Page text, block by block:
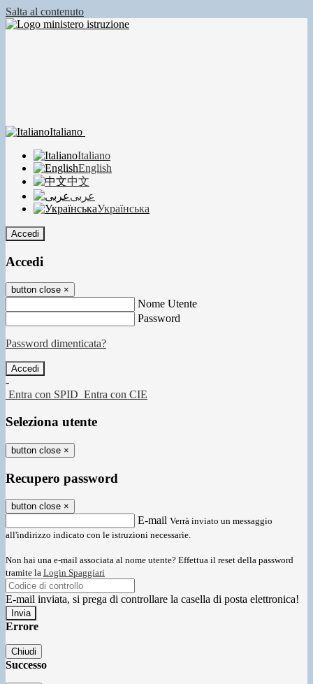
Salta al contenuto
Italiano
Italiano
English
中文
عربى
Українська
Accedi
Accedi
button close ×
Nome Utente
Password
Password dimenticata?
-
Entra con SPID Entra con CIE
Seleziona utente
button close ×
Recupero password
button close ×
E-mail Verrà inviato un messaggio
all'indirizzo indicato con le istruzioni necessarie.
Non hai una e-mail associata al nome utente? Effettua il reset della password
tramite la Login Spaggiari
E-mail inviata, si prega di controllare la casella di posta elettronica!
Errore
Chiudi
Successo